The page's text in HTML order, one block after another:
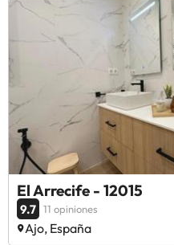
El Arrecife - 12015
9.7 11 opiniones
Ajo, España